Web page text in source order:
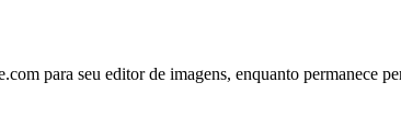
para seu editor de imagens, enquanto permanece